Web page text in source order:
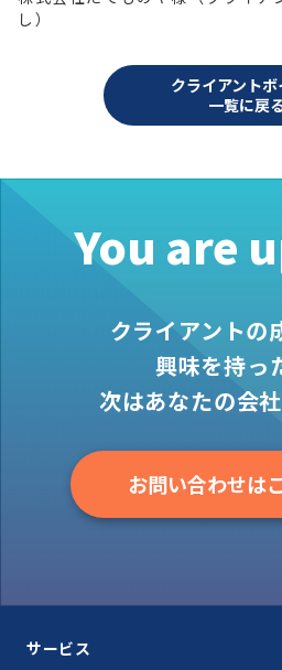
クライアントボ
お役立ち情報
セミナー
メンバー紹介
お問い合わせ
資料ダウン
PGハウスに
ー
し）
クライアントボ
一覧に戻
You are
クライアントの
興味を持っ
次はあなたの会社
お問い合わせは
サービス